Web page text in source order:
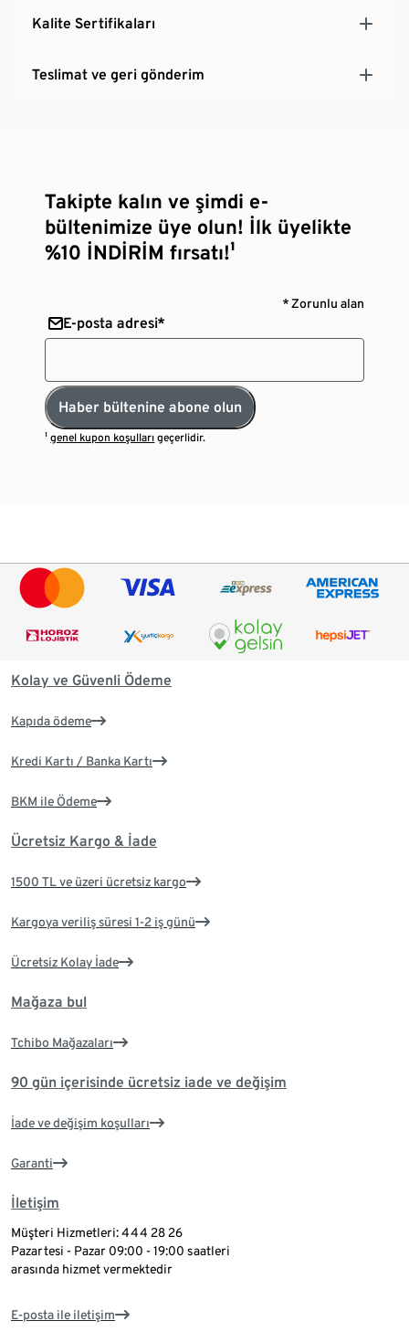
Kalite Sertifikaları
Teslimat ve geri gönderim
Takipte kalın ve şimdi e-
bültenimize üye olun! İlk üyelikte
%10 İNDİRİM fırsatı!¹
* Zorunlu alan
E-posta adresi*
Haber bültenine abone olun
¹genel kupon koşulları geçerlidir.
Kolay ve Güvenli Ödeme
Kapıda ödeme
Kredi Kartı / Banka Kartı
BKM ile Ödeme
Ücretsiz Kargo & İade
1500 TL ve üzeri ücretsiz kargo
Kargoya veriliş süresi 1-2 iş günü
Ücretsiz Kolay İade
Mağaza bul
Tchibo Mağazaları
90 gün içerisinde ücretsiz iade ve değişim
İade ve değişim koşulları
Garanti
İletişim
Müşteri Hizmetleri: 444 28 26
Pazartesi - Pazar 09:00 - 19:00 saatleri
arasında hizmet vermektedir
E-posta ile iletişim